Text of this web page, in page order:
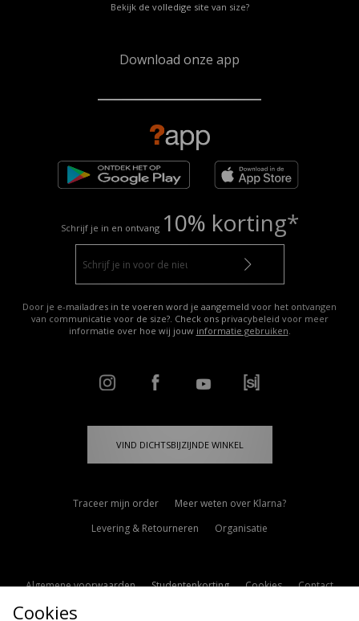
Bekijk de volledige site van size?
Download onze app
Schrijf je in en ontvang 10% korting*
Door je e-mailadres in te voeren word je aangemeld voor het ontvangen
van communicatie voor de size?. Check ons privacybeleid voor meer
informatie over hoe wij jouw informatie gebruiken.
VIND DICHTSBIJZIJNDE WINKEL
Traceer mijn order
Meer weten over Klarna?
Levering & Retourneren
Organisatie
Algemene voorwaarden Studentenkorting Cookies
Contact
Cookie Instellingen
Cookies